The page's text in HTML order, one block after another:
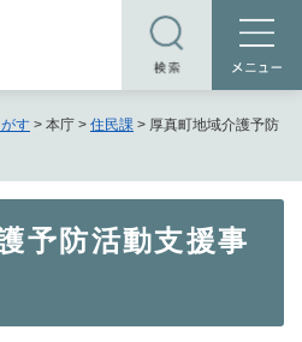
す > 本庁 > 住民課 > 厚真町地域介護予防
予防活動支援事